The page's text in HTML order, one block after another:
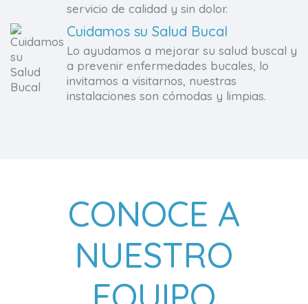
servicio de calidad y sin dolor.
Cuidamos su Salud Bucal
Lo ayudamos a mejorar su salud buscal y
a prevenir enfermedades bucales, lo
invitamos a visitarnos, nuestras
instalaciones son cómodas y limpias.
CONOCE A
NUESTRO